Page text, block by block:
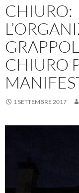
CHIURO:
CHIURO
1 SETTEMBRE 2017